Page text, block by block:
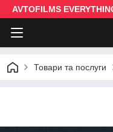
AVTOFILMS
Товари та послуги